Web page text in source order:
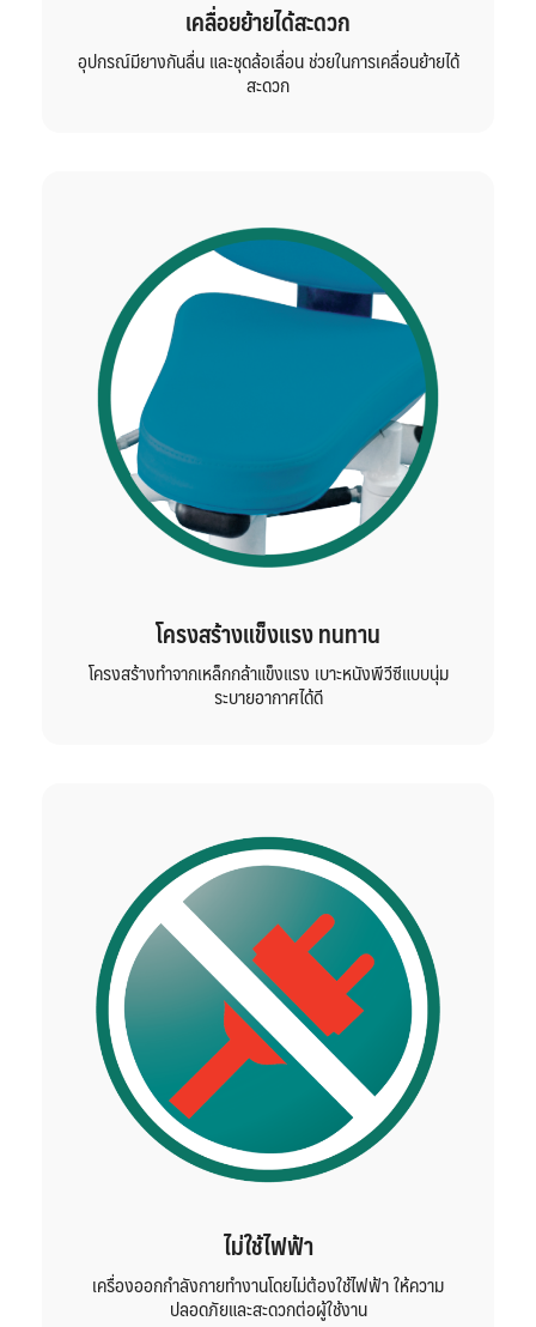
เคลื่อยย้ายได้สะดวก
อุปกรณ์มียางกันลื่น และชุดล้อเลื่อน ช่วยในการเคลื่อนย้ายได้
สะดวก
โครงสร้างแข็งแรง ทนทาน
โครงสร้างทำจากเหล็กกล้าแข็งแรง เบาะหนังพีวีซีแบบนุ่ม
ระบายอากาศได้ดี
ไม่ใช้ไฟฟ้า
เครื่องออกกำลังกายทำงานโดยไม่ต้องใช้ไฟฟ้า ให้ความ
ปลอดภัยและสะดวกต่อผู้ใช้งาน